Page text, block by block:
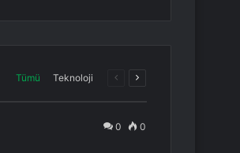
Tümü Teknoloji
ÖncekiSonraki
0 0